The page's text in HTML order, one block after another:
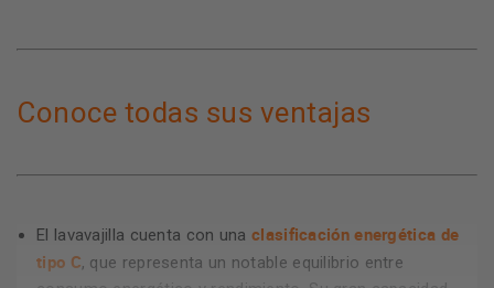
Conoce todas sus ventajas
El lavavajilla cuenta con una clasificación energética de
tipo C, que representa un notable equilibrio entre